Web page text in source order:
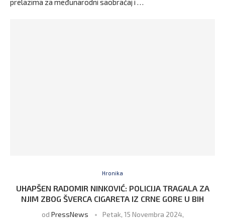
prelazima za međunarodni saobraćaj i …
Hronika
UHAPŠEN RADOMIR NINKOVIĆ: POLICIJA TRAGALA ZA
NJIM ZBOG ŠVERCA CIGARETA IZ CRNE GORE U BIH
od PressNews Petak, 15 Novembra 2024,